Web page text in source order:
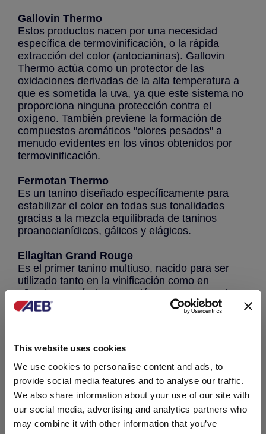
This website uses cookies
We use cookies to personalise content and ads, to
provide social media features and to analyse our traffic.
We also share information about your use of our site with
our social media, advertising and analytics partners who
may combine it with other information that you’ve
Gallovin Thermo
Estos productos nacen por una necesidad
específica de termovinificación, o la rápida
extracción del color (antocianinas). Gallovin
Thermo actúa como un protector de las
oxidaciones derivadas de la alta temperatura a
que es sometida la uva, ya que este sistema no
proporciona ninguna protección contra el
oxígeno. También previene la formación de
compuestos aromáticos "olores pesados" a
menudo evidentes en los vinos obtenidos por
termovinificación.
Fermotan Thermo
Es un tanino diseñado específicamente para
estabilizar el color en todas sus tonalidades
gracias a la mezcla equilibrada de taninos
proanocianídicos, gálicos y elágicos.
Ellagitan Grand Rouge
Es el primer tanino multiuso, nacido para ser
utilizado tanto en la vinificación como en
afinado. Atenúa la sensación amarga y ayuda a
obtener vinos aromáticos, con buen color, suave